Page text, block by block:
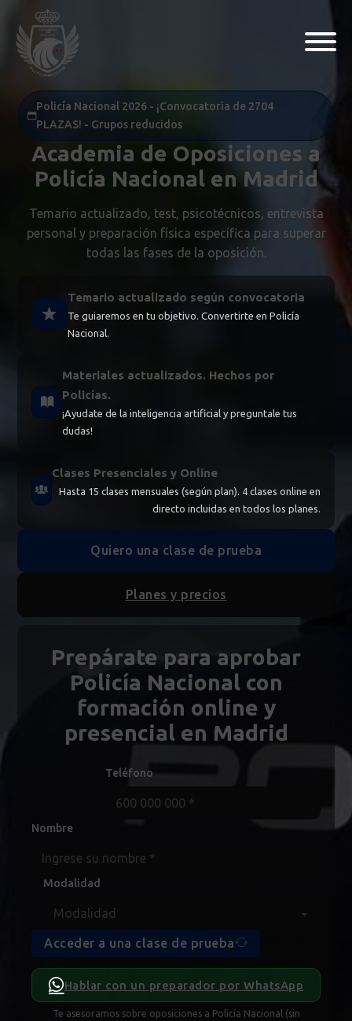
Policía Nacional 2026 - ¡Convocatoria de 2704
PLAZAS! - Grupos reducidos
Academia de Oposiciones a
Policía Nacional en Madrid
Temario actualizado, test, psicotécnicos, entrevista
personal y preparación física específica para superar
todas las fases de la oposición.
Temario actualizado según convocatoria
Te guiaremos en tu objetivo. Convertirte en Policía
Nacional.
Materiales actualizados. Hechos por
Policías.
¡Ayudate de la inteligencia artificial y preguntale tus
dudas!
Clases Presenciales y Online
Hasta 15 clases mensuales (según plan). 4 clases online en
directo incluidas en todos los planes.
Quiero una clase de prueba
Planes y precios
Prepárate para aprobar
Policía Nacional con
formación online y
presencial en Madrid
Teléfono
Nombre
Modalidad
Acceder a una clase de prueba
Hablar con un preparador por WhatsApp
Te asesoramos sobre oposiciones a Policía Nacional (sin